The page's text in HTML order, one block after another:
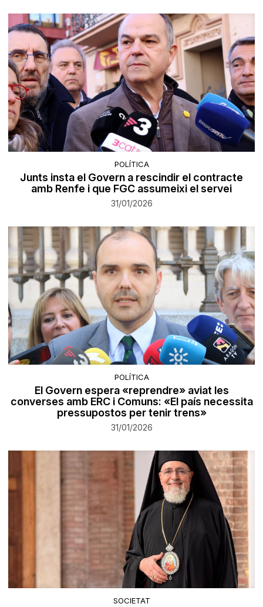
POLÍTICA
Junts insta el Govern a rescindir el contracte
amb Renfe i que FGC assumeixi el servei
31/01/2026
POLÍTICA
El Govern espera «reprendre» aviat les
converses amb ERC i Comuns: «El país necessita
pressupostos per tenir trens»
31/01/2026
SOCIETAT